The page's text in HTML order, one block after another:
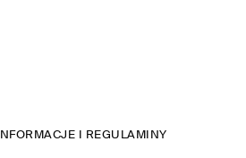
INFORMACJE I REGULAMINY